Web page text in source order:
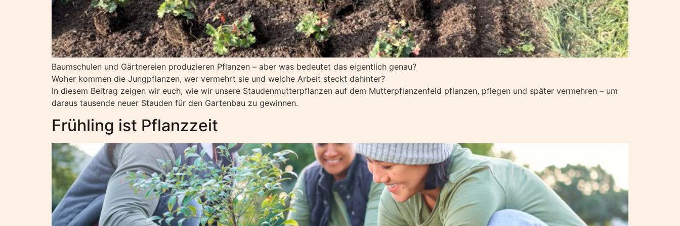
Baumschulen und Gärtnereien produzieren Pflanzen – aber was bedeutet das eigentlich genau?
Woher kommen die Jungpflanzen, wer vermehrt sie und welche Arbeit steckt dahinter?
In diesem Beitrag zeigen wir euch, wie wir unsere Staudenmutterpflanzen auf dem Mutterpflanzenfeld pflanzen, pflegen und später vermehren – um
daraus tausende neuer Stauden für den Gartenbau zu gewinnen.
Frühling ist Pflanzzeit